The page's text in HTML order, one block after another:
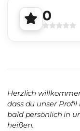
0
Herzlich
dass du unser
bald persönlich in
heißen.